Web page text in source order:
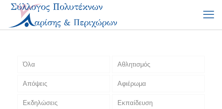
Όλα Αθλητισμός
Απόψεις Αφιέρωμα
Εκδηλώσεις Εκπαίδευση